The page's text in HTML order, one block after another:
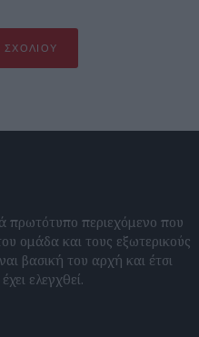
πρωτότυπο περιεχόμενο που
ομάδα και τους εξωτερικούς
βασική του αρχή και έτσι
ελεγχθεί.
feeds